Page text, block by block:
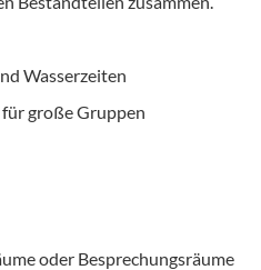
Wasserzeiten
große Gruppen
oder Besprechungsräume